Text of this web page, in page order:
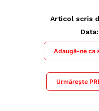
Articol scris
Data:
Adaugă-ne ca
Urmărește